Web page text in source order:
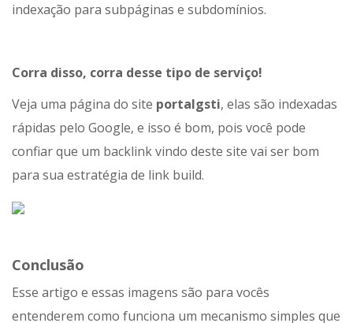
indexação para subpáginas e subdomínios.
Corra disso, corra desse tipo de serviço!
Veja uma página do site portalgsti, elas são indexadas
rápidas pelo Google, e isso é bom, pois você pode
confiar que um backlink vindo deste site vai ser bom
para sua estratégia de link build.
Conclusão
Esse artigo e essas imagens são para vocês
entenderem como funciona um mecanismo simples que